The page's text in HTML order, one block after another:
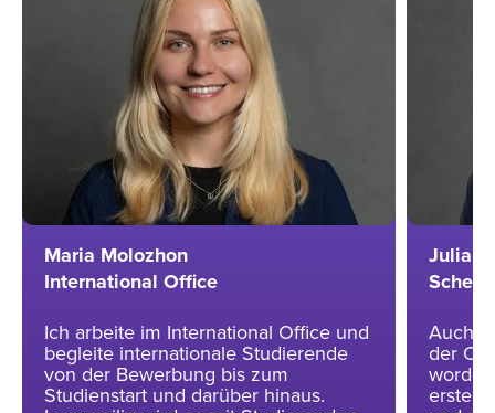
Maria Molozhon
International Office
Ich arbeite im International Office und
begleite internationale Studierende
von der Bewerbung bis zum
Studienstart und darüber hinaus.
Auch
der
ersten